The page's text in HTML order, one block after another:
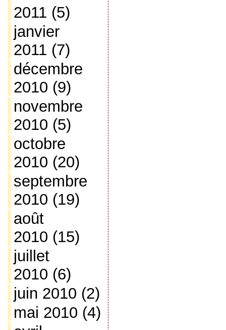
2011 (5)
janvier
2011 (7)
décembre
2010 (9)
novembre
2010 (5)
octobre
2010 (20)
septembre
2010 (19)
août
2010 (15)
juillet
2010 (6)
juin 2010 (2)
mai 2010 (4)